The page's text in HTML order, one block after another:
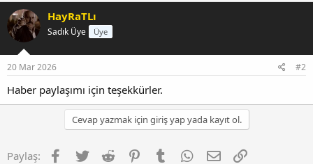
HayRaTLı
Sadık Üye Üye
20 Mar 2026 #2
Haber paylaşımı için teşekkürler.
Cevap yazmak için giriş yap yada kayıt ol.
Paylaş: Facebook
Twitter Reddit PinterestTumblr WhatsApp
E-posta